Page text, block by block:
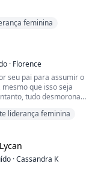
ele rosnou para
Luna e ponto final", ele
vinte e dois anos,
feminina
· Florence
seu pai para assumir o
que isso seja
tudo desmorona
acreditar nisso. Na
liderança feminina
·Cassandra K